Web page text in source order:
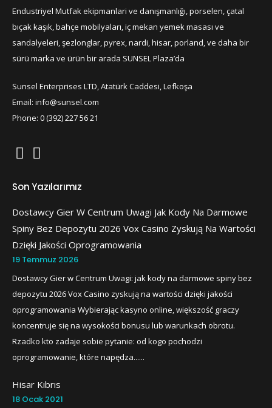
Endustriyel Mutfak ekipmanlari ve danışmanlığı, porselen, çatal
bıçak kaşık, bahçe mobilyaları, iç mekan yemek masası ve
sandalyeleri, şezlonglar, pyrex, nardi, hisar, porland, ve daha bir
sürü marka ve ürün bir arada SUNSEL Plaza’da
Sunsel Enterprises LTD, Atatürk Caddesi, Lefkoşa
Email: info@sunsel.com
Phone: 0 (392) 227 56 21
Son Yazılarımız
Dostawcy Gier W Centrum Uwagi Jak Kody Na Darmowe
Spiny Bez Depozytu 2026 Vox Casino Zyskują Na Wartości
Dzięki Jakości Oprogramowania
19 Temmuz 2026
Dostawcy Gier w Centrum Uwagi: jak kody na darmowe spiny bez
depozytu 2026 Vox Casino zyskują na wartości dzięki jakości
oprogramowania Wybierając kasyno online, większość graczy
koncentruje się na wysokości bonusu lub warunkach obrotu.
Rzadko kto zadaje sobie pytanie: od kogo pochodzi
oprogramowanie, które napędza......
Hisar Kıbrıs
18 Ocak 2021